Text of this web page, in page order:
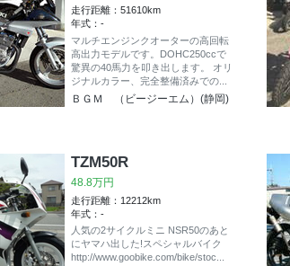
走行距離：51610km
年式：-
マルチエンジンクオーターの高回転
高出力モデルです。DOHC250ccで
驚異の40馬力を叩き出します。 オリ
ジナルカラー、完全整備済みでの...
ＢＧＭ （ビージーエム）(静岡)
TZM50R
48.8万円
走行距離：12212km
年式：-
人気の2サイクルミニ NSR50のあと
にヤマハ出した!スペシャルバイク
http://www.goobike.com/bike/stoc...